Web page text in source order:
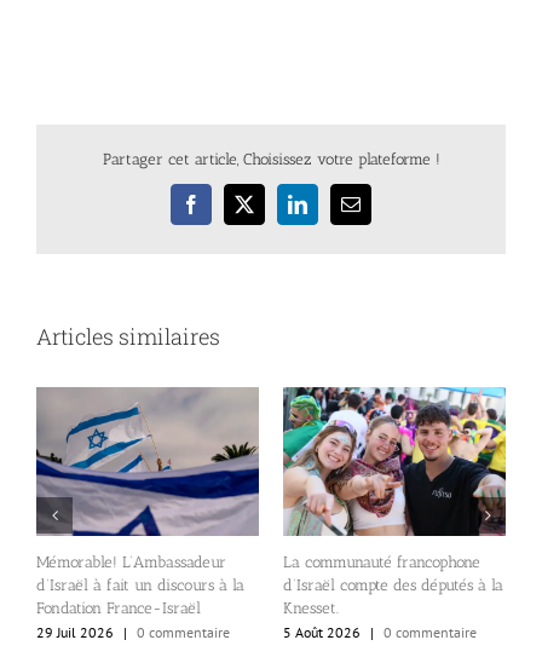
Partager cet article, Choisissez votre plateforme !
Facebook
X LinkedInEmail
Articles similaires
Mémorable! L’Ambassadeur
d’Israël à fait un discours à la
Fondation France-Israël
29 Juil 2026
| 0 commentaire
La communauté francophone
d’Israël compte des députés à la
Knesset.
5 Août 2026
| 0 commentaire